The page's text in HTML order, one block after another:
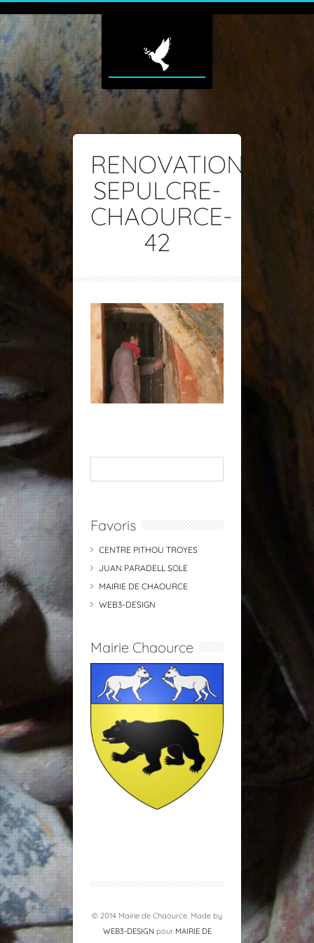
RENOVATION-
SEPULCRE-
CHAOURCE-
42
Favoris
CENTRE PITHOU TROYES
JUAN PARADELL SOLE
MAIRIE DE CHAOURCE
WEB3-DESIGN
Mairie Chaource
© 2014 Mairie de Chaource. Made by
WEB3-DESIGN pour MAIRIE DE